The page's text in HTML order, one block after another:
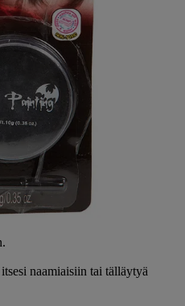
naamiaisiin tai tälläytyä